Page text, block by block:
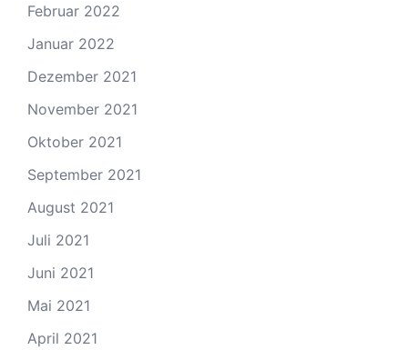
Februar 2022
Januar 2022
Dezember 2021
November 2021
Oktober 2021
September 2021
August 2021
Juli 2021
Juni 2021
Mai 2021
April 2021